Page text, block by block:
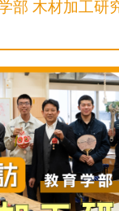
部 ⽊材加⼯研